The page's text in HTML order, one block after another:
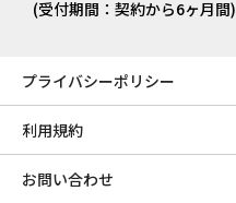
(受付期間：契約から6ヶ月間)
プライバシーポリシー
利用規約
お問い合わせ